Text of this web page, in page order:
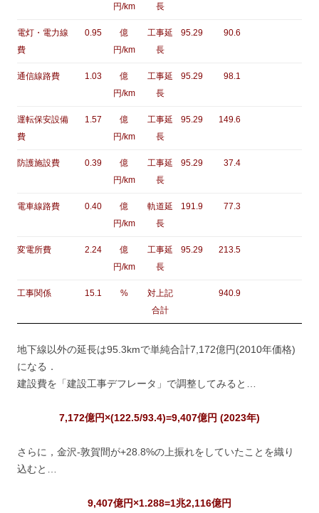
円/km
長
電灯・電力線
費
0.95
億
円/km
工事延
長
95.29 90.6
通信線路費 1.03
億
円/km
工事延
長
95.29 98.1
運転保安設備
費
1.57
億
円/km
工事延
長
95.29 149.6
防護施設費 0.39
億
円/km
工事延
長
95.29 37.4
電車線路費 0.40
億
円/km
軌道延
長
191.9 77.3
変電所費 2.24
億
円/km
工事延
長
95.29 213.5
工事関係 15.1 %
対上記
合計
940.9
地下線以外の延長は95.3kmで単純合計7,172億円(2010年価格)
になる．
建設費を「建設工事デフレータ」で調整してみると…
7,172億円×(122.5/93.4)=9,407億円 (2023年)
さらに，金沢-敦賀間が+28.8%の上振れをしていたことを織り
込むと…
9,407億円×1.288=1兆2,116億円